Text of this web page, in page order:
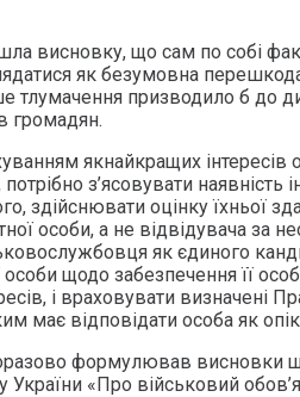
висновку, що сам по собі
як безумовна
тлумачення призводило б до
громадян.
якнайкращих інтересів
з’ясовувати наявність
здійснювати оцінку їхньої
особи, а не відвідувача за
як єдиного
особи щодо забезпечення її
і враховувати визначені
має відповідати особа як
формулював висновки
«Про військовий